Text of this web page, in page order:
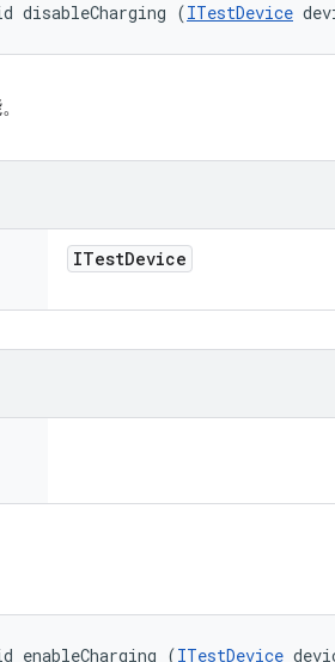
disableCharging (ITestDevice
ITestDevice
enableCharging (ITestDevice